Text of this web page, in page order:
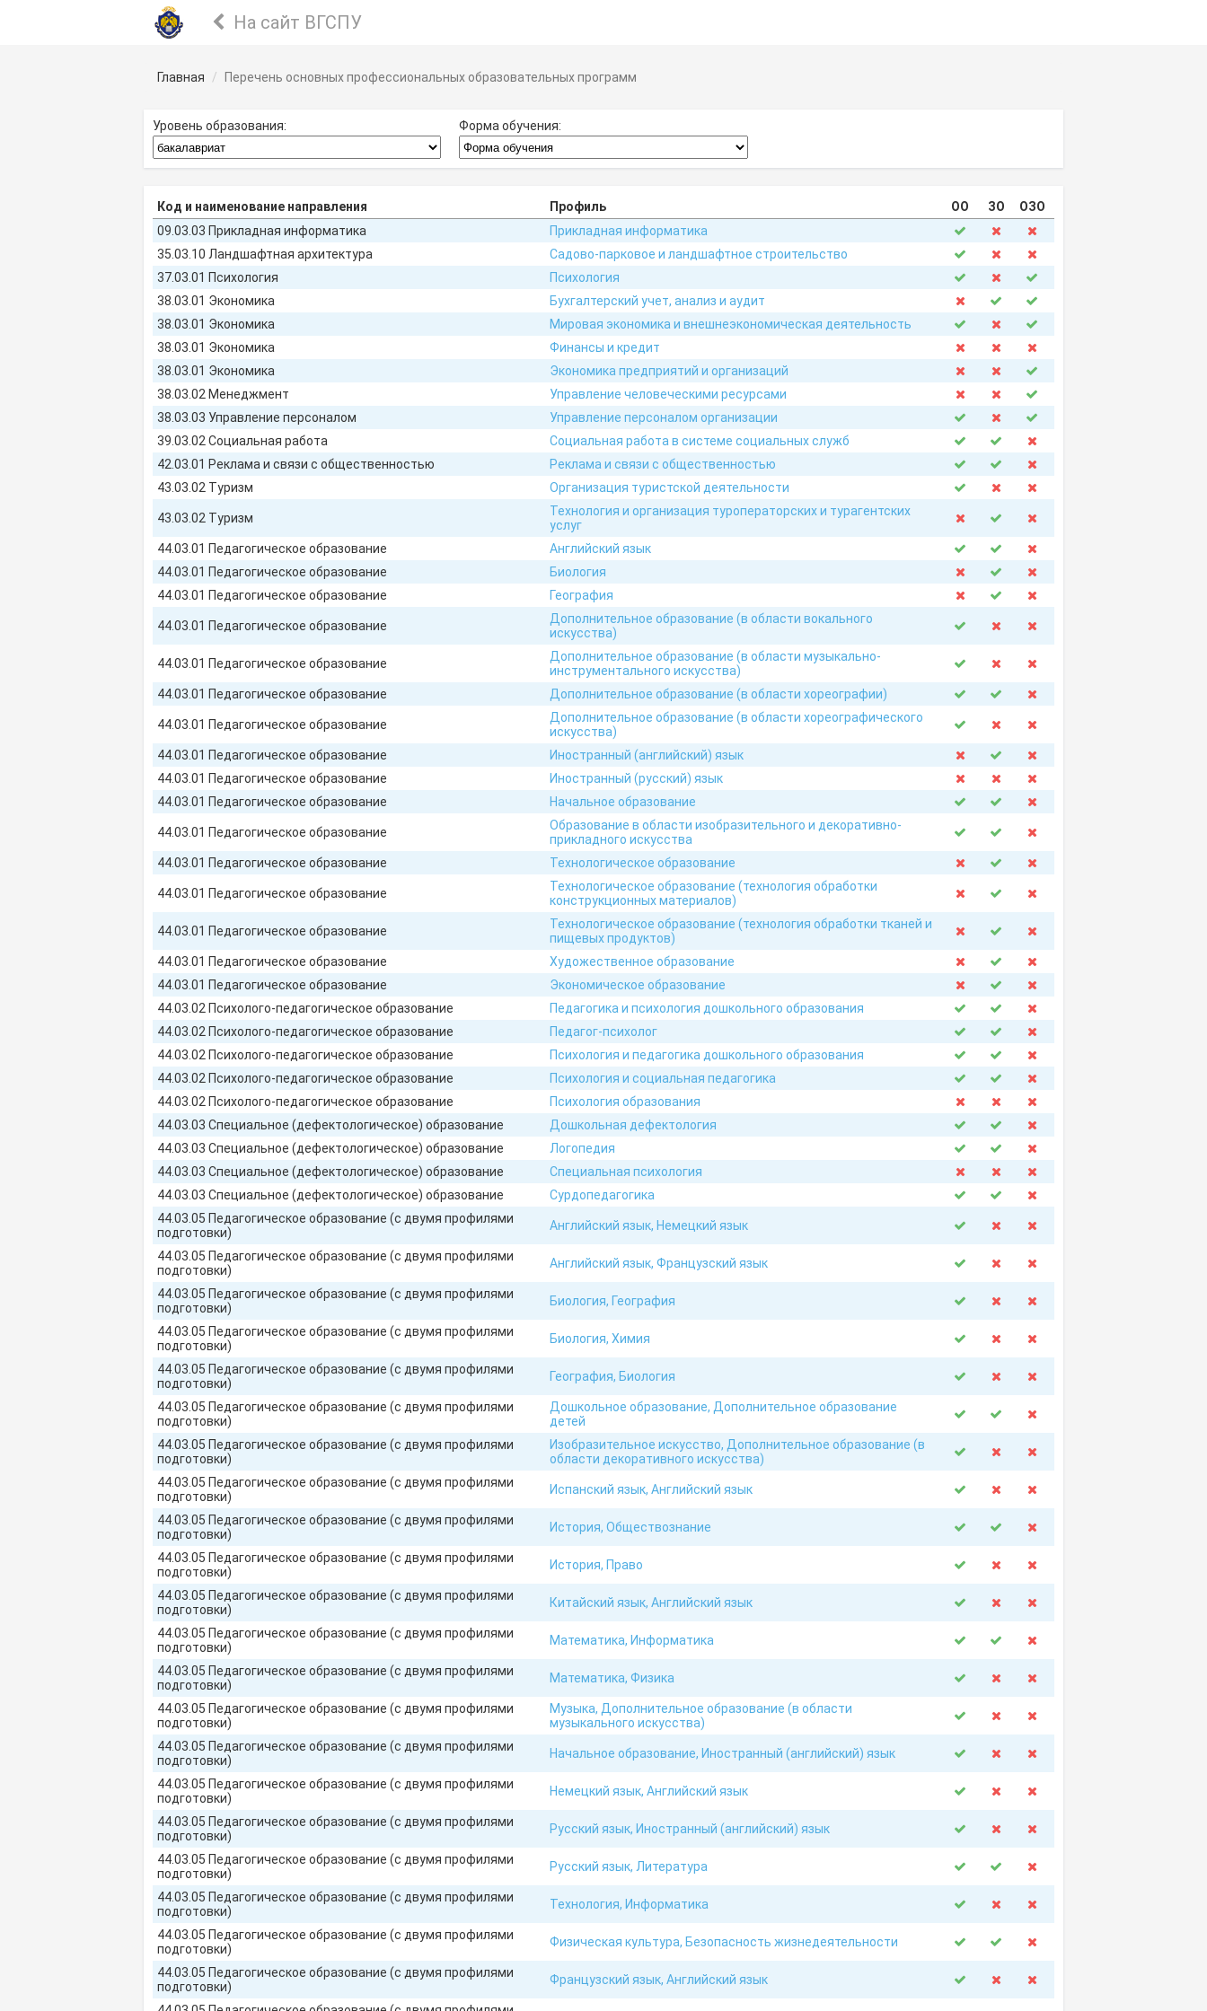
На сайт ВГСПУ
Главная Перечень основных профессиональных образовательных программ
Уровень образования: Форма обучения:
Код и наименование направления Профиль ОО ЗО
ОЗО
09.03.03 Прикладная информатика
Прикладная информатика
35.03.10 Ландшафтная архитектура
Садово-парковое и ландшафтное строительство
37.03.01 Психология
Психология
38.03.01 Экономика
Бухгалтерский учет, анализ и аудит
38.03.01 Экономика
Мировая экономика и внешнеэкономическая деятельность
38.03.01 Экономика
Финансы и кредит
38.03.01 Экономика
Экономика предприятий и организаций
38.03.02 Менеджмент
Управление человеческими ресурсами
38.03.03 Управление персоналом
Управление персоналом организации
39.03.02 Социальная работа
Социальная работа в системе социальных служб
42.03.01 Реклама и связи с общественностью
Реклама и связи с общественностью
43.03.02 Туризм
Организация туристской деятельности
43.03.02 Туризм
Технология и организация туроператорских и турагентских
услуг
44.03.01 Педагогическое образование
Английский язык
44.03.01 Педагогическое образование
Биология
44.03.01 Педагогическое образование
География
44.03.01 Педагогическое образование
Дополнительное образование (в области вокального
искусства)
44.03.01 Педагогическое образование
Дополнительное образование (в области музыкально-
инструментального искусства)
44.03.01 Педагогическое образование
Дополнительное образование (в области хореографии)
44.03.01 Педагогическое образование
Дополнительное образование (в области хореографического
искусства)
44.03.01 Педагогическое образование
Иностранный (английский) язык
44.03.01 Педагогическое образование
Иностранный (русский) язык
44.03.01 Педагогическое образование
Начальное образование
44.03.01 Педагогическое образование
Образование в области изобразительного и декоративно-
прикладного искусства
44.03.01 Педагогическое образование
Технологическое образование
44.03.01 Педагогическое образование
Технологическое образование (технология обработки
конструкционных материалов)
44.03.01 Педагогическое образование
Технологическое образование (технология обработки тканей и
пищевых продуктов)
44.03.01 Педагогическое образование
Художественное образование
44.03.01 Педагогическое образование
Экономическое образование
44.03.02 Психолого-педагогическое образование
Педагогика и психология дошкольного образования
44.03.02 Психолого-педагогическое образование
Педагог-психолог
44.03.02 Психолого-педагогическое образование
Психология и педагогика дошкольного образования
44.03.02 Психолого-педагогическое образование
Психология и социальная педагогика
44.03.02 Психолого-педагогическое образование
Психология образования
44.03.03 Специальное (дефектологическое) образование
Дошкольная дефектология
44.03.03 Специальное (дефектологическое) образование
Логопедия
44.03.03 Специальное (дефектологическое) образование
Специальная психология
44.03.03 Специальное (дефектологическое) образование
Сурдопедагогика
44.03.05 Педагогическое образование (с двумя профилями
подготовки)
Английский язык, Немецкий язык
44.03.05 Педагогическое образование (с двумя профилями
подготовки)
Английский язык, Французский язык
44.03.05 Педагогическое образование (с двумя профилями
подготовки)
Биология, География
44.03.05 Педагогическое образование (с двумя профилями
подготовки)
Биология, Химия
44.03.05 Педагогическое образование (с двумя профилями
подготовки)
География, Биология
44.03.05 Педагогическое образование (с двумя профилями
подготовки)
Дошкольное образование, Дополнительное образование
детей
44.03.05 Педагогическое образование (с двумя профилями
подготовки)
Изобразительное искусство, Дополнительное образование (в
области декоративного искусства)
44.03.05 Педагогическое образование (с двумя профилями
подготовки)
Испанский язык, Английский язык
44.03.05 Педагогическое образование (с двумя профилями
подготовки)
История, Обществознание
44.03.05 Педагогическое образование (с двумя профилями
подготовки)
История, Право
44.03.05 Педагогическое образование (с двумя профилями
подготовки)
Китайский язык, Английский язык
44.03.05 Педагогическое образование (с двумя профилями
подготовки)
Математика, Информатика
44.03.05 Педагогическое образование (с двумя профилями
подготовки)
Математика, Физика
44.03.05 Педагогическое образование (с двумя профилями
подготовки)
Музыка, Дополнительное образование (в области
музыкального искусства)
44.03.05 Педагогическое образование (с двумя профилями
подготовки)
Начальное образование, Иностранный (английский) язык
44.03.05 Педагогическое образование (с двумя профилями
подготовки)
Немецкий язык, Английский язык
44.03.05 Педагогическое образование (с двумя профилями
подготовки)
Русский язык, Иностранный (английский) язык
44.03.05 Педагогическое образование (с двумя профилями
подготовки)
Русский язык, Литература
44.03.05 Педагогическое образование (с двумя профилями
подготовки)
Технология, Информатика
44.03.05 Педагогическое образование (с двумя профилями
подготовки)
Физическая культура, Безопасность жизнедеятельности
44.03.05 Педагогическое образование (с двумя профилями
подготовки)
Французский язык, Английский язык